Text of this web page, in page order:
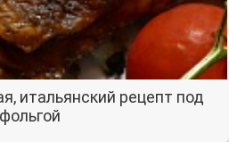
итальянский рецепт под
фольгой